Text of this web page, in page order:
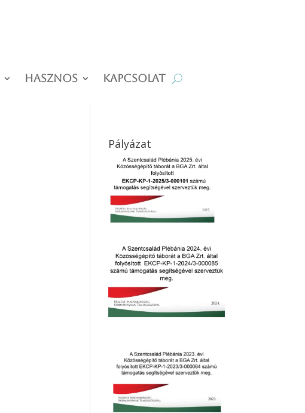
Hasznos Kapcsolat
Pályázat